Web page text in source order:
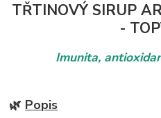
TŘTINOVÝ SIRUP
-
Imunita,
🌿 Popis